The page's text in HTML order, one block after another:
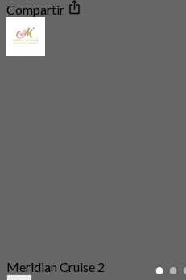
Compartir
Meridian Cruise 2